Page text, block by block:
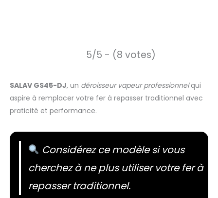
5/5 - (8 votes)
SALAV GS45-DJ, un déroisseur vapeur professionnelqui
aspire à remplacer votre fer à repasser traditionnel avec
praticité et performance.
Considérez ce modèle si vous
cherchez à ne plus utiliser votre fer à
repasser traditionnel.